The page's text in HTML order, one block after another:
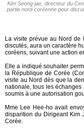
Kim Seong-jae, directeur du
partie nord-coréenne pour
La visite prévue au Nord
discutés, aura un caractère
coréens, suivant une action
Elle a indiqué souhaiter
la République de Corée
visite au Nord dès que la
nationale, tous les
soumis à une autorisation
Mme Lee Hee-ho avait
disparition du Dirigeant Kim
Corée.